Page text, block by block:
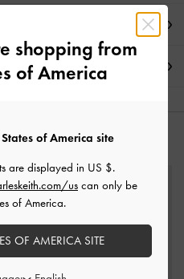
العروض الحصرية
الشحن والإرجاع
قد
shopping from
of America
of America site
are displayed in US $.
us can only be
of America.
OF AMERICA SITE